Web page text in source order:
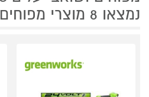
נמצאו 8 מוצרי מפוחים ושואבי עלים של GREENWORKS